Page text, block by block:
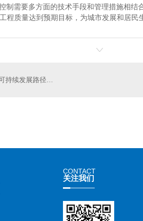
制需要多方面的技术手段和管理措施相
程质量达到预期目标，为城市发展和居民
成都市混凝土企业环保与可持续发展路径研究
CONTACT
关注我们